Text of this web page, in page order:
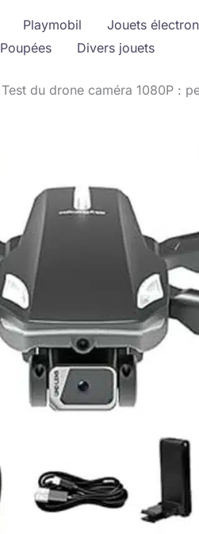
Playmobil Jouets
Poupées Divers jouets
Test du drone caméra 1080P :